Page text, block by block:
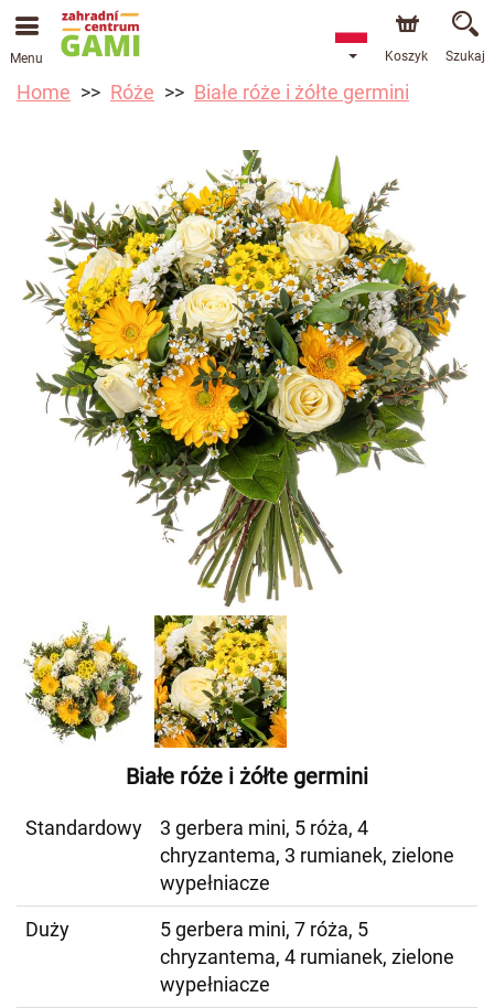
Menu Koszyk Szukaj
Home Róże Białe róże i żółte germini
Białe róże i żółte germini
Standardowy
3 gerbera mini, 5 róża, 4
chryzantema, 3 rumianek, zielone
wypełniacze
Duży
5 gerbera mini, 7 róża, 5
chryzantema, 4 rumianek, zielone
wypełniacze